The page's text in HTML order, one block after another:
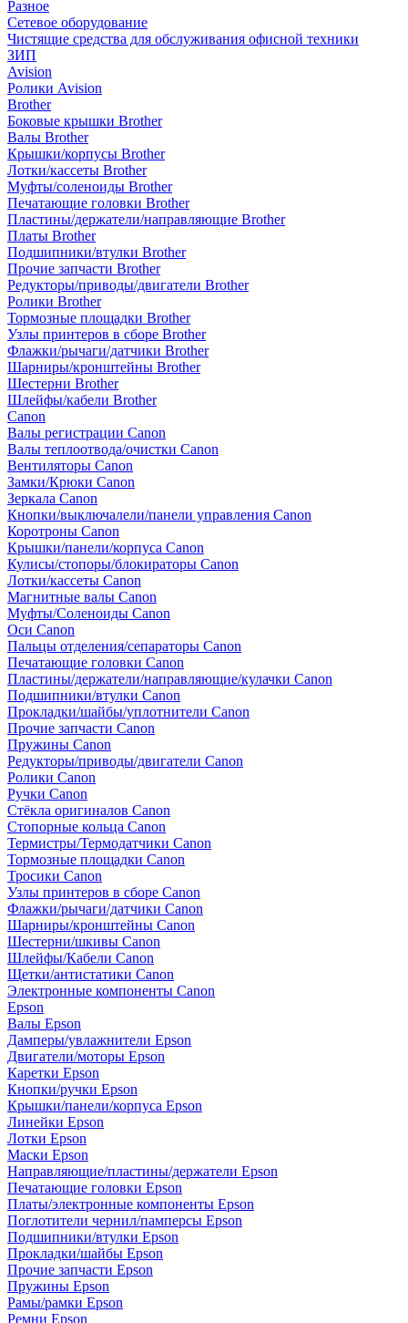
Разное
Сетевое оборудование
Чистящие средства для обслуживания офисной техники
ЗИП
Avision
Ролики Avision
Brother
Боковые крышки Brother
Валы Brother
Крышки/корпусы Brother
Лотки/кассеты Brother
Муфты/соленоиды Brother
Печатающие головки Brother
Пластины/держатели/направляющие Brother
Платы Brother
Подшипники/втулки Brother
Прочие запчасти Brother
Редукторы/приводы/двигатели Brother
Ролики Brother
Тормозные площадки Brother
Узлы принтеров в сборе Brother
Флажки/рычаги/датчики Brother
Шарниры/кронштейны Brother
Шестерни Brother
Шлейфы/кабели Brother
Canon
Валы регистрации Canon
Валы теплоотвода/очистки Canon
Вентиляторы Canon
Замки/Крюки Canon
Зеркала Canon
Кнопки/выключалели/панели управления Canon
Коротроны Canon
Крышки/панели/корпуса Canon
Кулисы/стопоры/блокираторы Canon
Лотки/кассеты Canon
Магнитные валы Canon
Муфты/Соленоиды Canon
Оси Canon
Пальцы отделения/сепараторы Canon
Печатающие головки Canon
Пластины/держатели/направляющие/кулачки Canon
Подшипники/втулки Canon
Прокладки/шайбы/уплотнители Canon
Прочие запчасти Canon
Пружины Canon
Редукторы/приводы/двигатели Canon
Ролики Canon
Ручки Canon
Стёкла оригиналов Canon
Стопорные кольца Canon
Термистры/Термодатчики Canon
Тормозные площадки Canon
Тросики Canon
Узлы принтеров в сборе Canon
Флажки/рычаги/датчики Canon
Шарниры/кронштейны Canon
Шестерни/шкивы Canon
Шлейфы/Кабели Canon
Щетки/антистатики Canon
Электронные компоненты Canon
Epson
Валы Epson
Дамперы/увлажнители Epson
Двигатели/моторы Epson
Каретки Epson
Кнопки/ручки Epson
Крышки/панели/корпуса Epson
Линейки Epson
Лотки Epson
Маски Epson
Направляющие/пластины/держатели Epson
Печатающие головки Epson
Платы/электронные компоненты Epson
Поглотители чернил/памперсы Epson
Подшипники/втулки Epson
Прокладки/шайбы Epson
Прочие запчасти Epson
Пружины Epson
Рамы/рамки Epson
Ремни Epson